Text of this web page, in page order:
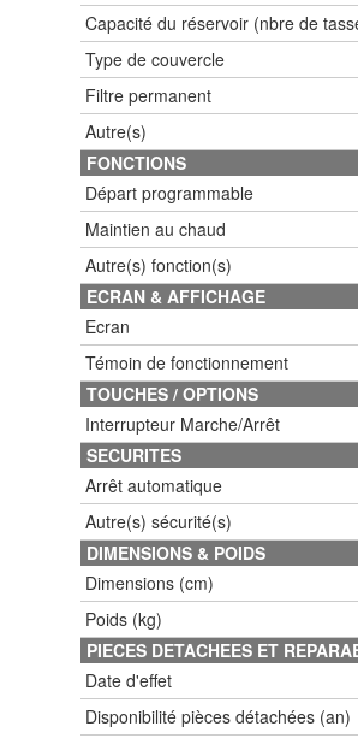
Capacité du réservoir (nbre de
Type de couvercle
Filtre permanent
Autre(s)
FONCTIONS
Départ programmable
Maintien au chaud
Autre(s) fonction(s)
ECRAN & AFFICHAGE
Ecran
Témoin de fonctionnement
TOUCHES / OPTIONS
Interrupteur Marche/Arrêt
SECURITES
Arrêt automatique
Autre(s) sécurité(s)
DIMENSIONS & POIDS
Dimensions (cm)
Poids (kg)
PIECES DETACHEES ET
Date d'effet
Disponibilité pièces détachées (an)